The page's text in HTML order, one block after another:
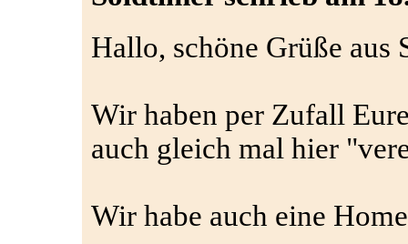
Hallo, schöne Grüße aus
Wir haben per Zufall
auch gleich mal hier
Wir habe auch eine